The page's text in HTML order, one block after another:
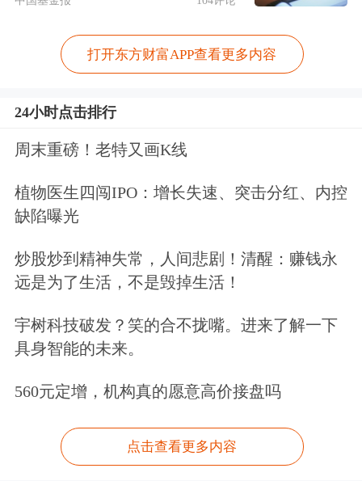
打开东方财富APP查看更多内容
24小时点击排行
周末重磅！老特又画K线
植物医生四闯IPO：增长失速、突击分红、内控
缺陷曝光
炒股炒到精神失常，人间悲剧！清醒：赚钱永
远是为了生活，不是毁掉生活！
宇树科技破发？笑的合不拢嘴。进来了解一下
具身智能的未来。
560元定增，机构真的愿意高价接盘吗
点击查看更多内容